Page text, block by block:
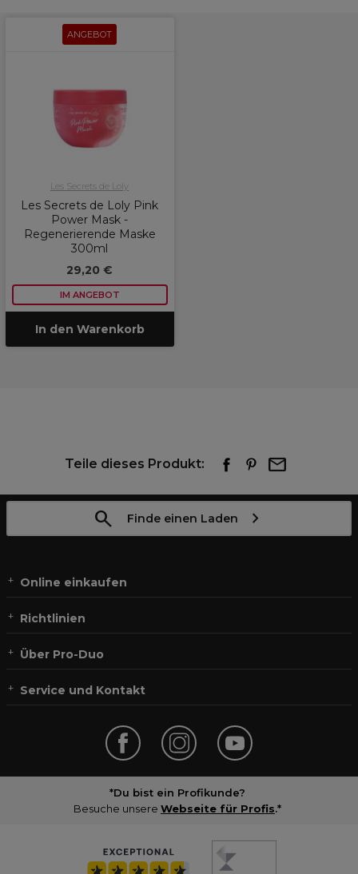
ANGEBOT
Les Secrets de Loly
Les Secrets de Loly Pink
Power Mask -
Regenerierende Maske
300ml
29,20 €
IM ANGEBOT
In den Warenkorb
Teile dieses Produkt:
Finde einen Laden
Online einkaufen
Richtlinien
Über Pro-Duo
Service und Kontakt
*Du bist ein Profikunde?
Besuche unsere Webseite für Profis.*